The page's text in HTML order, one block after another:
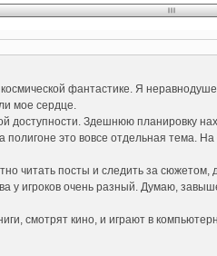
фантастике. Я
мое сердце.
доступности. Здешнюю планировку
это вовсе отдельная тема. На
читать посты и следить за сюжетом,
у игроков очень разный. Думаю,
смотрят кино, и играют в